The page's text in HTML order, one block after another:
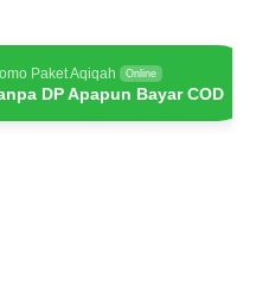
Paket Aqiqah Online
DP Apapun Bayar COD